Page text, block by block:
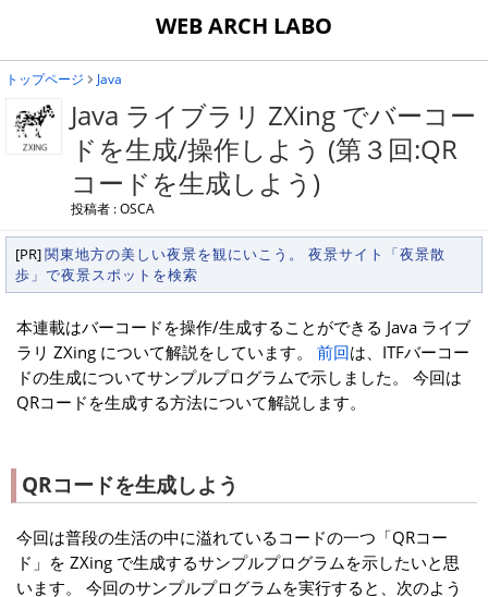
WEB ARCH LABO
トップページ Java
Java ライブラリ ZXing でバーコー
ドを生成/操作しよう (第３回:QR
コードを生成しよう)
投稿者 : OSCA
[PR]関東地方の美しい夜景を観にいこう。 夜景サイト「夜景散
歩」で夜景スポットを検索
本連載はバーコードを操作/生成することができる Java ライブ
ラリ ZXing について解説をしています。 前回は、ITFバーコー
ドの生成についてサンプルプログラムで示しました。 今回は
QRコードを生成する方法について解説します。
QRコードを生成しよう
今回は普段の生活の中に溢れているコードの一つ「QRコー
ド」を ZXing で生成するサンプルプログラムを示したいと思
います。 今回のサンプルプログラムを実行すると、次のよう